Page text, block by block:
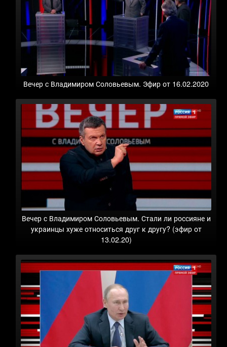
Вечер с Владимиром Соловьевым. Эфир от 16.02.2020
Вечер с Владимиром Соловьевым. Стали ли россияне и
украинцы хуже относиться друг к другу? (эфир от
13.02.20)